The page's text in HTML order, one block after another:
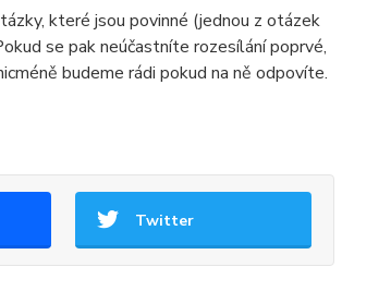
které jsou povinné (jednou z otázek
se pak neúčastníte rozesílání poprvé,
budeme rádi pokud na ně odpovíte.
Twitter